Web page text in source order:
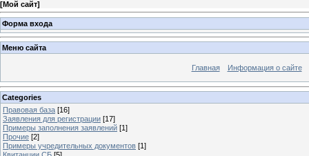
[Мой сайт]
Форма входа
Меню сайта
Главная Информация о сайте
Categories
Правовая база [16]
Заявления для регистрации [17]
Примеры заполнения заявлений [1]
Прочие [2]
Примеры учредительных документов [1]